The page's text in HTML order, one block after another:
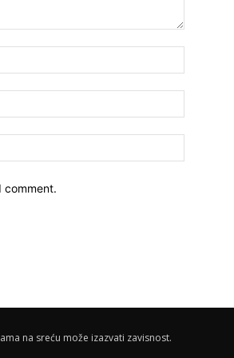
na sreću može izazvati zavisnost.